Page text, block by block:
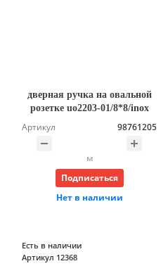
дверная ручка на овальной
розетке uo2203-01/8*8/inox
Артикул 98761205
м
Подписаться
Нет в наличии
Есть в наличии
Артикул 12368